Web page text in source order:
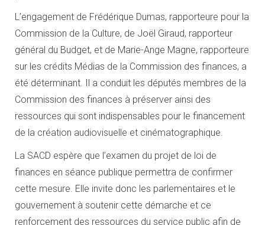
L’engagement de Frédérique Dumas, rapporteure pour la
Commission de la Culture, de Joël Giraud, rapporteur
général du Budget, et de Marie-Ange Magne, rapporteure
sur les crédits Médias de la Commission des finances, a
été déterminant. Il a conduit les députés membres de la
Commission des finances à préserver ainsi des
ressources qui sont indispensables pour le financement
de la création audiovisuelle et cinématographique.
La SACD espère que l’examen du projet de loi de
finances en séance publique permettra de confirmer
cette mesure. Elle invite donc les parlementaires et le
gouvernement à soutenir cette démarche et ce
renforcement des ressources du service public afin de